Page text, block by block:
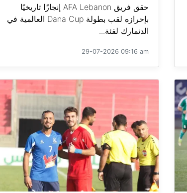
حقق فريق AFA Lebanon إنجازًا تاريخيًا
بإحرازه لقب بطولة Dana Cup العالمية في
الدنمارك لفئة...
29-07-2026 09:16 am